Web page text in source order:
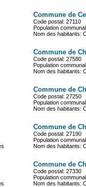
Commune de
Code postal: 27110
Population
Nom des habitants:
Commune de
Code postal: 27580
Population
Nom des habitants:
Commune de
Code postal: 27250
Population
Nom des habitants:
Commune de
Code postal: 27190
Population
Nom des habitants:
Commune de
Code postal: 27330
Population
Nom des habitants: